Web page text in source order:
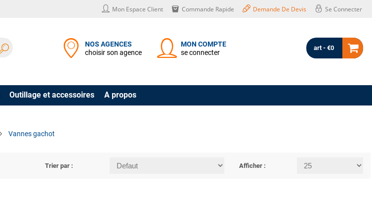
Mon Espace Client Commande Rapide Demande De Devis Se Connecter
NOS AGENCES
choisir son agence
MON COMPTE
se connecter
art - €0
Outillage et accessoires A propos
Vannes gachot
Trier par : Afficher :